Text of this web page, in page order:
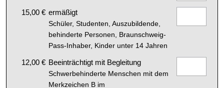
15,00 € ermäßigt
Schüler, Studenten, Auszubildende,
behinderte Personen, Braunschweig-
Pass-Inhaber, Kinder unter 14 Jahren
12,00 € Beeinträchtigt mit Begleitung
Schwerbehinderte Menschen mit dem
Merkzeichen B im